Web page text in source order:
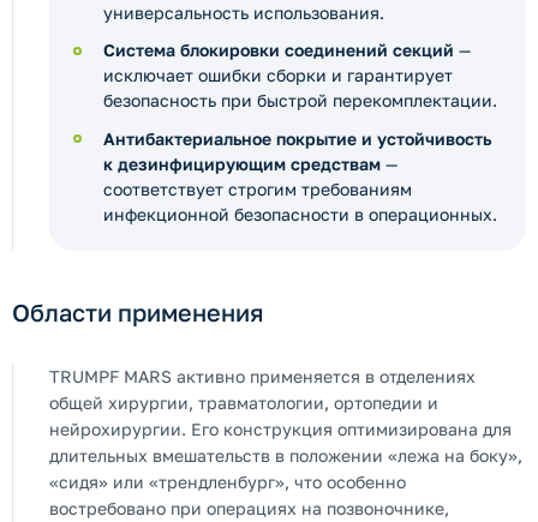
универсальность использования.
Система блокировки соединений секций —
исключает ошибки сборки и гарантирует
безопасность при быстрой перекомплектации.
Антибактериальное покрытие и устойчивость
к дезинфицирующим средствам —
соответствует строгим требованиям
инфекционной безопасности в операционных.
Области применения
TRUMPF MARS активно применяется в отделениях
общей хирургии, травматологии, ортопедии и
нейрохирургии. Его конструкция оптимизирована для
длительных вмешательств в положении «лежа на боку»,
«сидя» или «трендленбург», что особенно
востребовано при операциях на позвоночнике,